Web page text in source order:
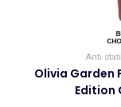
Anti
Olivia Garden
Edition